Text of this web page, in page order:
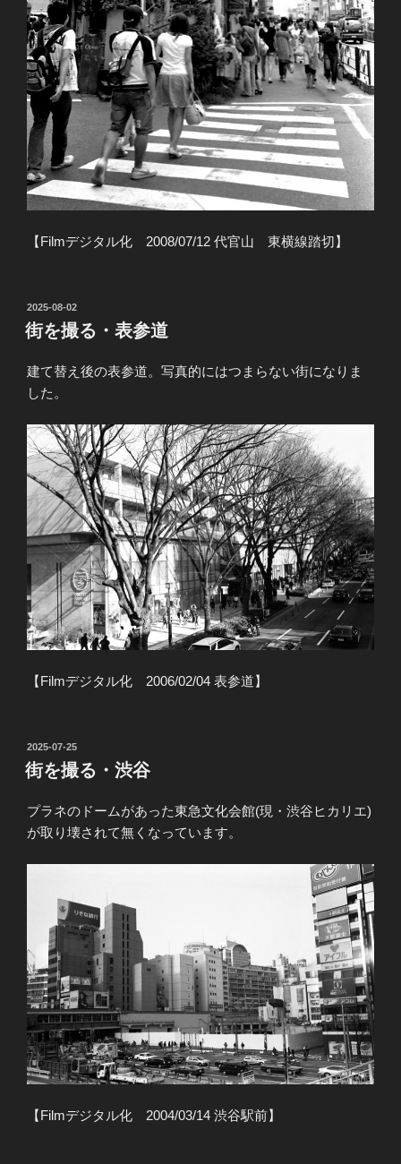
【Filmデジタル化 2008/07/12 代官山 東横線踏切】
投
稿
日:
2025-08-02
街を撮る・表参道
建て替え後の表参道。写真的にはつまらない街になりま
した。
【Filmデジタル化 2006/02/04 表参道】
投
稿
日:
2025-07-25
街を撮る・渋谷
プラネのドームがあった東急文化会館(現・渋谷ヒカリエ)
が取り壊されて無くなっています。
【Filmデジタル化 2004/03/14 渋谷駅前】